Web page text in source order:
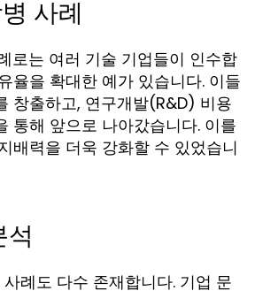
사례
로는 여러 기술 기업들이 인수합
율을 확대한 예가 있습니다. 이들
창출하고, 연구개발(R&D) 비용
통해 앞으로 나아갔습니다. 이를
배력을 더욱 강화할 수 있었습니
례도 다수 존재합니다. 기업 문